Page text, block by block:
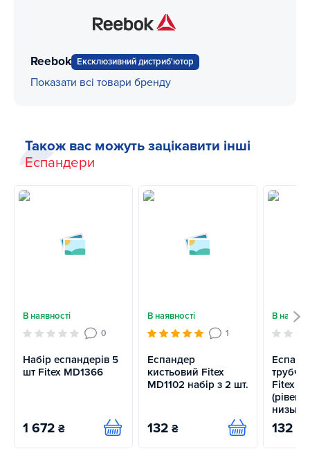
Reebok Ексклюзивний дистриб'ютор
Показати всі товари бренду
Також вас можуть зацікавити інші
Еспандери
В наявності
0
Набір еспандерів 5
шт Fitex MD1366
1 672 ₴ Купити
В наявності
1
Еспандер
кистьовий Fitex
MD1102 набір з 2 шт.
132 ₴ Купити
В
Fitex
132